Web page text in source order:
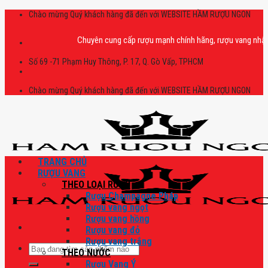
Skip
Chào mừng Quý khách hàng đã đến với WEBSITE HẦM RƯỢU NGON
Chuyên cung cấp rượu mạnh chính hãng, rượu vang nhập
Số 69 -71 Phạm Huy Thông, P. 17, Q. Gò Vấp, TPHCM
Chào mừng Quý khách hàng đã đến với WEBSITE HẦM RƯỢU NGON
Tìm
kiếm:
TRANG CHỦ
RƯỢU VANG
THEO LOẠI RƯỢU
Rượu Champagne Pháp
Rượu vang ngọt
Rượu vang hồng
Rượu vang đỏ
Rượu vang trắng
THEO NƯỚC
Rượu Vang Ý